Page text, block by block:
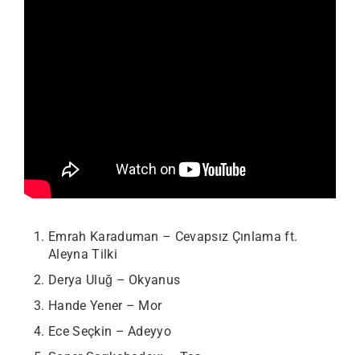
Emrah Karaduman – Cevapsız Çınlama ft.
Aleyna Tilki
Derya Uluğ – Okyanus
Hande Yener – Mor
Ece Seçkin – Adeyyo